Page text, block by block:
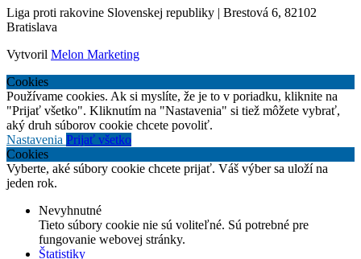
Liga proti rakovine Slovenskej republiky | Brestová 6, 82102
Bratislava
Vytvoril Melon Marketing
Cookies
Používame cookies. Ak si myslíte, že je to v poriadku, kliknite na
"Prijať všetko". Kliknutím na "Nastavenia" si tiež môžete vybrať,
aký druh súborov cookie chcete povoliť.
Nastavenia Prijať všetko
Cookies
Vyberte, aké súbory cookie chcete prijať. Váš výber sa uloží na
jeden rok.
Nevyhnutné
Tieto súbory cookie nie sú voliteľné. Sú potrebné pre
fungovanie webovej stránky.
Štatistiky